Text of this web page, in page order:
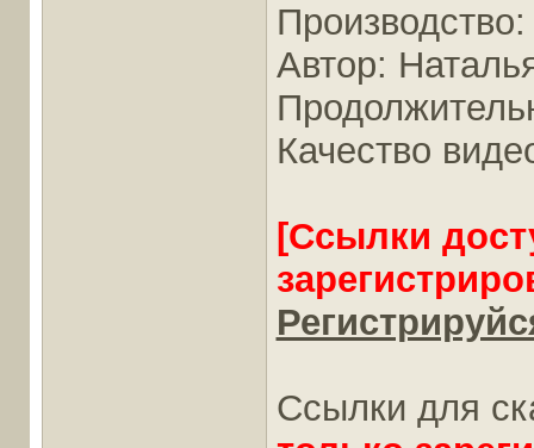
Автор:
Качество
[Ссылки
Ссылки для